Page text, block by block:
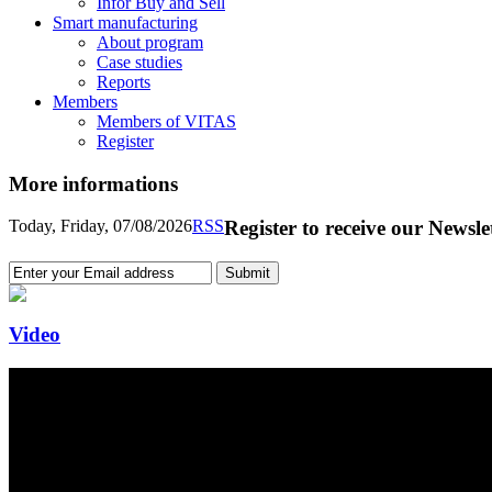
Smart manufacturing
About program
Case studies
Reports
Members
Members of VITAS
Register
More informations
Today, Friday, 07/08/2026RSSRegister to receive our
Video